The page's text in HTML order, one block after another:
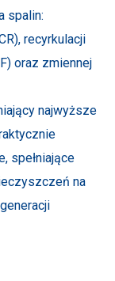
spalin:
recyrkulacji
oraz zmiennej
najwyższe
spełniające
na